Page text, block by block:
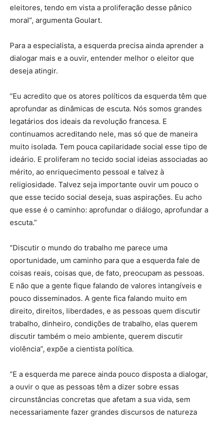
eleitores, tendo em vista a proliferação desse pânico
moral”, argumenta Goulart.
Para a especialista, a esquerda precisa ainda aprender a
dialogar mais e a ouvir, entender melhor o eleitor que
deseja atingir.
“Eu acredito que os atores políticos da esquerda têm que
aprofundar as dinâmicas de escuta. Nós somos grandes
legatários dos ideais da revolução francesa. E
continuamos acreditando nele, mas só que de maneira
muito isolada. Tem pouca capilaridade social esse tipo de
ideário. E proliferam no tecido social ideias associadas ao
mérito, ao enriquecimento pessoal e talvez à
religiosidade. Talvez seja importante ouvir um pouco o
que esse tecido social deseja, suas aspirações. Eu acho
que esse é o caminho: aprofundar o diálogo, aprofundar a
escuta.”
“Discutir o mundo do trabalho me parece uma
oportunidade, um caminho para que a esquerda fale de
coisas reais, coisas que, de fato, preocupam as pessoas.
E não que a gente fique falando de valores intangíveis e
pouco disseminados. A gente fica falando muito em
direito, direitos, liberdades, e as pessoas quem discutir
trabalho, dinheiro, condições de trabalho, elas querem
discutir também o meio ambiente, querem discutir
violência”, expõe a cientista política.
“E a esquerda me parece ainda pouco disposta a dialogar,
a ouvir o que as pessoas têm a dizer sobre essas
circunstâncias concretas que afetam a sua vida, sem
necessariamente fazer grandes discursos de natureza